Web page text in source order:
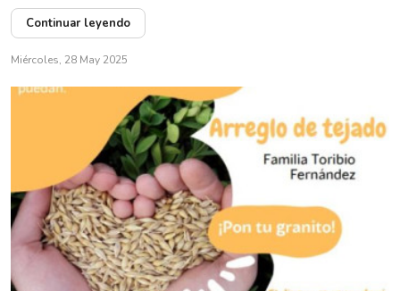
Continuar leyendo
Miércoles, 28 May 2025